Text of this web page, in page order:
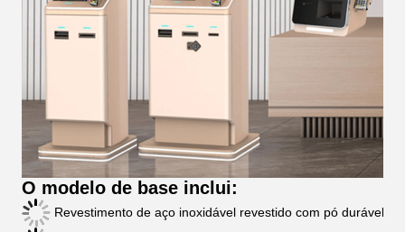
O modelo de base inclui:
Revestimento de aço inoxidável revestido com pó durável